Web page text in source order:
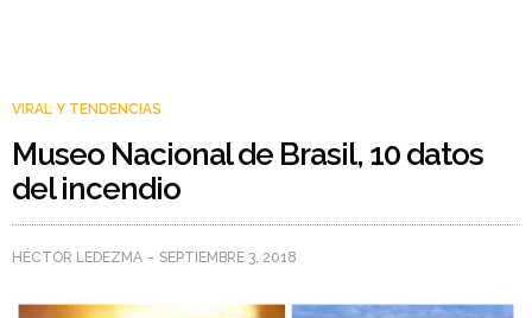
VIRAL Y TENDENCIAS
Museo Nacional de Brasil, 10 datos
del incendio
HÉCTOR LEDEZMA SEPTIEMBRE 3, 2018